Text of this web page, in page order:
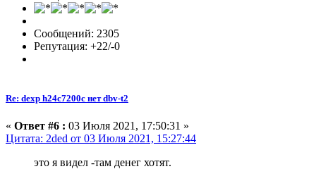
Сообщений: 2305
Репутация: +22/-0
Re: dexp h24c7200c нет dbv-t2
« Ответ #6 : 03 Июля 2021, 17:50:31 »
Цитата: 2ded от 03 Июля 2021, 15:27:44
это я видел -там денег хотят.